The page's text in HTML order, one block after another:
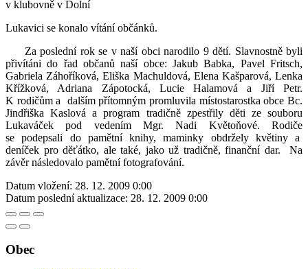
v klubovně v Dolní
Lukavici se konalo vítání občánků.
Za poslední rok se v naší obci narodilo 9 dětí. Slavnostně byli
přivítáni do řad občanů naší obce: Jakub Babka, Pavel Fritsch,
Gabriela Záhoříková, Eliška Machuldová, Elena Kašparová, Lenka
Křížková, Adriana Zápotocká, Lucie Halamová a Jiří Petr.
K rodičům a dalším přítomným promluvila místostarostka obce Bc.
Jindřiška Kaslová a program tradičně zpestřily děti ze souboru
Lukaváček pod vedením Mgr. Nadi Květoňové. Rodiče
se podepsali do pamětní knihy, maminky obdržely květiny a
deníček pro děťátko, ale také, jako už tradičně, finanční dar.
Na
závěr následovalo pamětní fotografování.
Datum vložení: 28. 12. 2009 0:00
Datum poslední aktualizace: 28. 12. 2009 0:00
Obec